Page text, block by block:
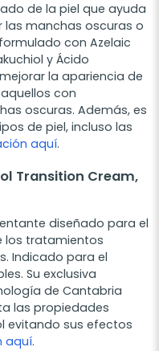
de la piel que ayuda
las manchas oscuras o
con Azelaic
y Ácido
la apariencia de
con
oscuras. Además, es
de piel, incluso las
aquí.
Transition Cream,
diseñado para el
los tratamientos
Indicado para el
Su exclusiva
de Cantabria
las propiedades
evitando sus efectos
aquí.